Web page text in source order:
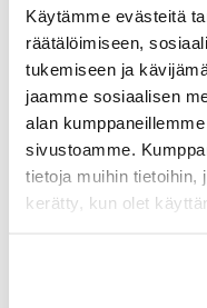
Käytämme evästeitä
räätälöimiseen,
tukemiseen ja
jaamme sosiaalisen
alan
sivustoamme.
tietoja muihin tietoihin,
kerätty, kun olet
Haluan tilata
Olen lukenut
hyväksyn
(*) Tieto on